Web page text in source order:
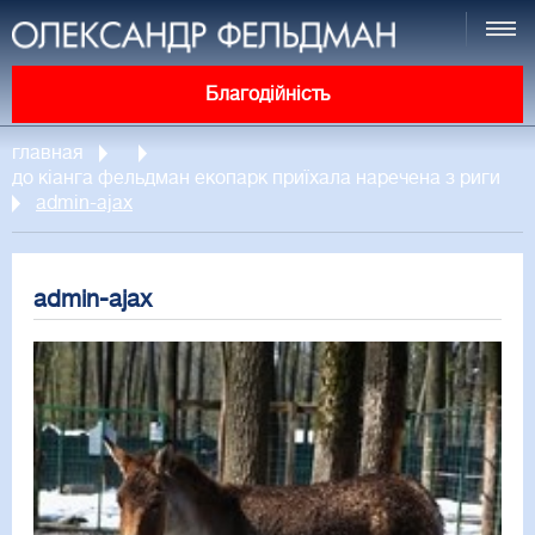
Благодійність
главная
до кіанга фельдман екопарк приїхала наречена з риги
admin-ajax
admin-ajax